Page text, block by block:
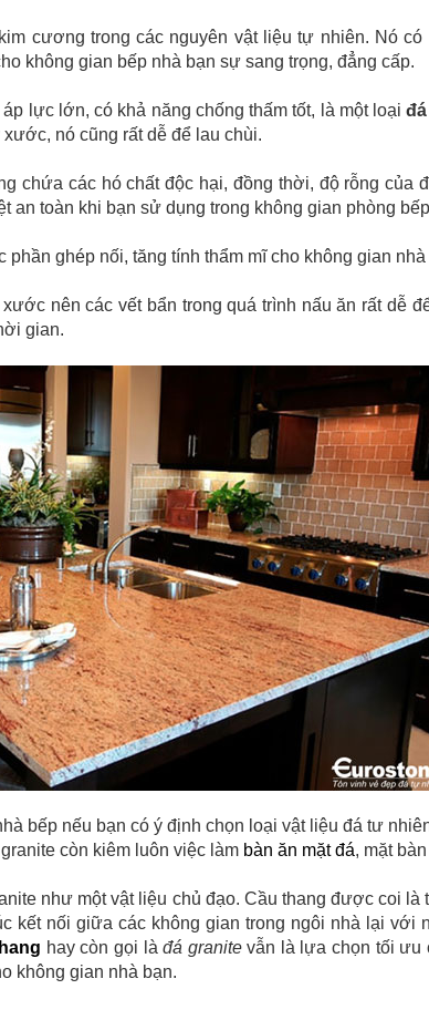
cương trong các nguyên vật liệu tự nhiên. Nó có
không gian bếp nhà bạn sự sang trọng, đẳng cấp.
lực lớn, có khả năng chống thấm tốt, là một loại
nó cũng rất dễ để lau chùi.
chứa các hó chất độc hại, đồng thời, độ rỗng của
an toàn khi bạn sử dụng trong không gian phòng
phần ghép nối, tăng tính thẩm mĩ cho không gian nhà
nên các vết bẩn trong quá trình nấu ăn rất dễ
gian.
bếp nếu bạn có ý định chọn loại vật liệu đá tư
còn kiêm luôn việc làm bàn ăn mặt đá, mặt
như một vật liệu chủ đạo. Cầu thang được coi là
kết nối giữa các không gian trong ngôi nhà lại với
hay còn gọi làđá granitevẫn là lựa chọn tối ưu
không gian nhà bạn.